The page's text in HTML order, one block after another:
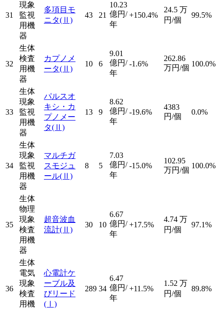
31
現象
監視
用機
器
多項目モ
ニタ(Ⅱ)
43 21
10.23
億円/
年
+150.4%
24.5 万
円/個
99.5%
32
生体
検査
用機
器
カプノメ
ータ(Ⅱ)
10 6
9.01
億円/
年
-1.6%
262.86
万円/個 100.0%
33
生体
現象
監視
用機
器
パルスオ
キシ・カ
プノメー
タ(Ⅱ)
13 9
8.62
億円/
年
-19.6%
4383
円/個
0.0%
34
生体
現象
監視
用機
器
マルチガ
スモジュ
ール(Ⅱ)
8 5
7.03
億円/
年
-15.0%
102.95
万円/個
100.0%
35
生体
物理
現象
検査
用機
器
超音波血
流計(Ⅱ)
30 10
6.67
億円/
年
+17.5%
4.74 万
円/個
97.1%
36
生体
電気
現象
検査
用機
心電計ケ
ーブル及
びリード
(Ⅰ)
289 34
6.47
億円/
年
+11.5%
1.52 万
円/個
89.8%